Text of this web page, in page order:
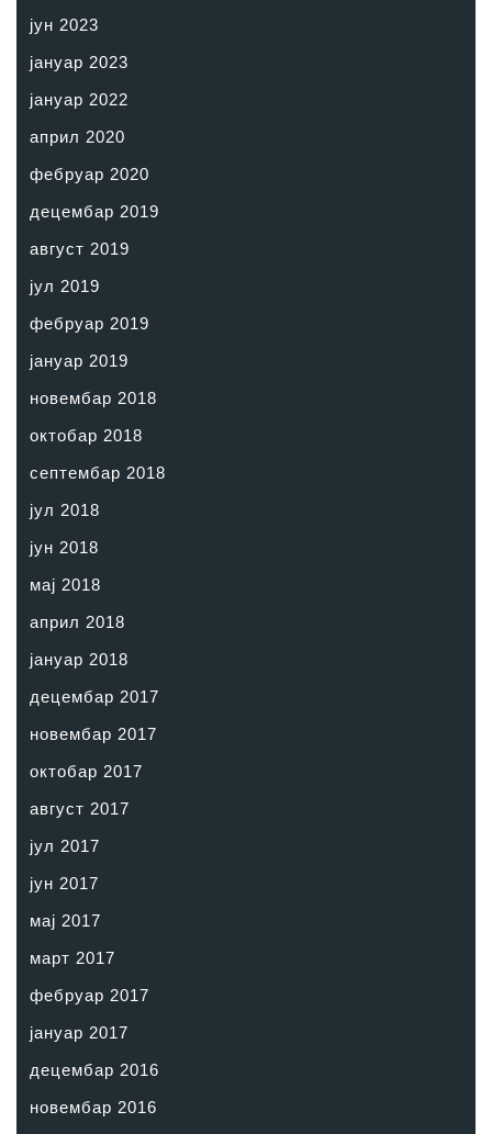
јун 2023
јануар 2023
јануар 2022
април 2020
фебруар 2020
децембар 2019
август 2019
јул 2019
фебруар 2019
јануар 2019
новембар 2018
октобар 2018
септембар 2018
јул 2018
јун 2018
мај 2018
април 2018
јануар 2018
децембар 2017
новембар 2017
октобар 2017
август 2017
јул 2017
јун 2017
мај 2017
март 2017
фебруар 2017
јануар 2017
децембар 2016
новембар 2016